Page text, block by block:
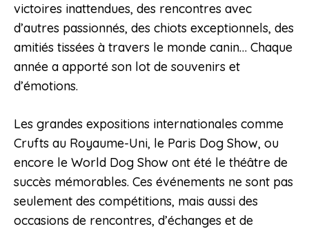
victoires inattendues, des rencontres avec
d’autres passionnés, des chiots exceptionnels, des
amitiés tissées à travers le monde canin… Chaque
année a apporté son lot de souvenirs et
d’émotions.
Les grandes expositions internationales comme
Crufts au Royaume-Uni, le Paris Dog Show, ou
encore le World Dog Show ont été le théâtre de
succès mémorables. Ces événements ne sont pas
seulement des compétitions, mais aussi des
occasions de rencontres, d’échanges et de